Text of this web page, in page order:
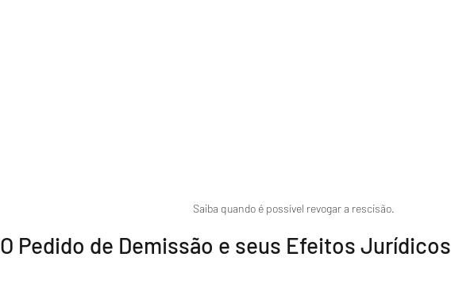
Saiba quando é possível revogar a rescisão.
O Pedido de Demissão e seus Efeitos Jurídicos